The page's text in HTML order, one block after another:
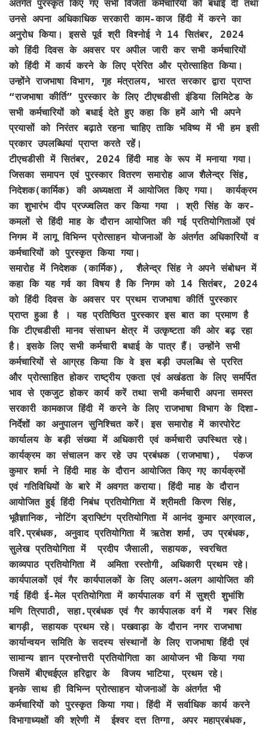
अंतर्गत पुरस्कृत किए गए सभी विजेता कर्मचारियों को बधाई दी तथा
उनसे अपना अधिकाधिक सरकारी काम-काज हिंदी में करने का
अनुरोध किया। इससे पूर्व श्री विश्नोई ने 14 सितंबर, 2024
को हिंदी दिवस के अवसर पर अपील जारी कर सभी कर्मचारियों
को हिंदी में कार्य करने के लिए प्रेरित और प्रोत्साहित किया।
उन्होंने राजभाषा विभाग, गृह मंत्रालय, भारत सरकार द्वारा प्राप्त
“राजभाषा कीर्ति” पुरस्कार के लिए टीएचडीसी इंडिया लिमिटेड के
सभी कर्मचारियों को बधाई देते हुए कहा कि हमें आगे भी अपने
प्रयासों को निरंतर बढ़ाते रहना चाहिए ताकि भविष्य में भी हम इसी
प्रकार उपलब्धियां प्राप्त करते रहें।
टीएचडीसी में सितंबर, 2024 हिंदी माह के रूप में मनाया गया।
जिसका समापन एवं पुरस्कार वितरण समारोह आज शैलेन्द्र सिंह,
निदेशक(कार्मिक) की अध्यक्षता में आयोजित किए गया। कार्यक्रम
का शुभारंभ दीप प्रज्ज्वलित कर किया गया । श्री सिंह के कर-
कमलों से हिंदी माह के दौरान आयोजित की गई प्रतियोगिताओं एवं
निगम में लागू विभिन्न प्रोत्साहन योजनाओं के अंतर्गत अधिकारियों व
कर्मचारियों को पुरस्कृत किया गया।
समारोह में निदेशक (कार्मिक), शैलेन्द्र सिंह ने अपने संबोधन में
कहा कि यह गर्व का विषय है कि निगम को 14 सितंबर, 2024
को हिंदी दिवस के अवसर पर प्रथम राजभाषा कीर्ति पुरस्कार
प्राप्त हुआ है । यह प्रतिष्ठित पुरस्कार इस बात का प्रमाण है
कि टीएचडीसी मानव संसाधन क्षेत्र में उत्कृष्टता की ओर बढ़ रहा
है। इसके लिए सभी कर्मचारी बधाई के पात्र हैं। उन्होंने सभी
कर्मचारियों से आग्रह किया कि वे इस बड़ी उपलब्धि से प्ररित
और प्रोत्साहित होकर राष्ट्रीय एकता एवं अखंडता के लिए समर्पित
भाव से एकजुट होकर कार्य करें तथा सभी कर्मचारी अपना समस्त
सरकारी कामकाज हिंदी में करने के लिए राजभाषा विभाग के दिशा-
निर्देशों का अनुपालन सुनिश्चित करें। इस समारोह में कारपोरेट
कार्यालय के बड़ी संख्या में अधिकारी एवं कर्मचारी उपस्थित रहे।
कार्यक्रम का संचालन कर रहे उप प्रबंधक (राजभाषा), पंकज
कुमार शर्मा ने हिंदी माह के दौरान आयोजित किए गए कार्यक्रमों
एवं गतिविधियों के बारे में अवगत कराया। हिंदी माह के दौरान
आयोजित हुई हिंदी निबंध प्रतियोगिता में श्रीमती किरण सिंह,
भूवैज्ञानिक, नोटिंग ड्राफ्टिंग प्रतियोगिता में आनंद कुमार अग्रवाल,
वरि.प्रबंधक, अनुवाद प्रतियोगिता में ऋतेश शर्मा, उप प्रबंधक,
सुलेख प्रतियोगिता में प्रदीप जैसाली, सहायक, स्वरचित
काव्यपाठ प्रतियोगिता में अमिता रस्तोगी, अधिकारी प्रथम रहे।
कार्यपालकों एवं गैर कार्यपालकों के लिए अलग-अलग आयोजित की
गई हिंदी ई-मेल प्रतियोगिता में कार्यपालक वर्ग में सुश्री शुभांशि
मणि त्रिपाठी, सहा.प्रबंधक एवं गैर कार्यपालक वर्ग में गबर सिंह
बागड़ी, सहायक प्रथम रहे। पखवाड़ा के दौरान नगर राजभाषा
कार्यान्वयन समिति के सदस्य संस्थानों के लिए राजभाषा हिंदी एवं
सामान्य ज्ञान प्रश्नोत्तरी प्रतियोगिता का आयोजन भी किया गया
जिसमें बीएचईएल हरिद्वार के विजय भाटिया, प्रथम रहे।
इनके साथ ही विभिन्न प्रोत्साहन योजनाओं के अंतर्गत भी
कर्मचारियों को पुरस्कृत किया गया। हिंदी में सर्वाधिक कार्य करने
विभागाध्यक्षों की श्रेणी में ईश्वर दत्त तिग्गा, अपर महाप्रबंधक,